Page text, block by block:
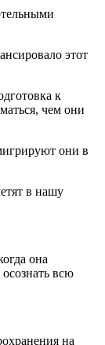
этот
к
чем они
они в
в нашу
она
всю
на